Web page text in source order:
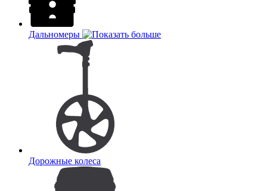
Дальномеры
Дорожные колеса